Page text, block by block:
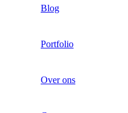
Blog
Portfolio
Over ons